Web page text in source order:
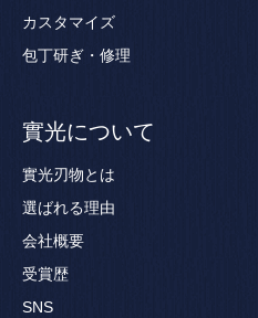
カスタマイズ
包丁研ぎ・修理
實光について
實光刃物とは
選ばれる理由
会社概要
受賞歴
SNS